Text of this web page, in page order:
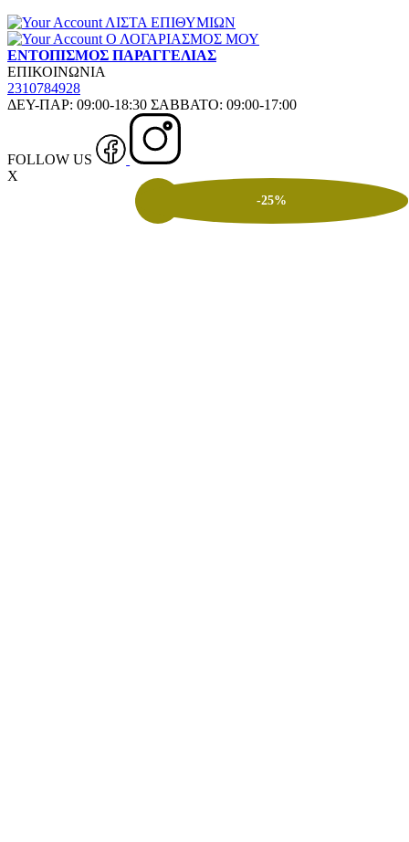
ΛΙΣΤΑ ΕΠΙΘΥΜΙΩΝ
Ο ΛΟΓΑΡΙΑΣΜΟΣ ΜΟΥ
ΕΝΤΟΠΙΣΜΟΣ ΠΑΡΑΓΓΕΛΙΑΣ
ΕΠΙΚΟΙΝΩΝΙΑ
2310784928
ΔΕΥ-ΠΑΡ: 09:00-18:30 ΣΑΒΒΑΤΟ: 09:00-17:00
FOLLOW US
X
-25%